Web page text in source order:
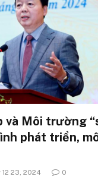
và Môi trường
phát triển,
12 23, 2024 0